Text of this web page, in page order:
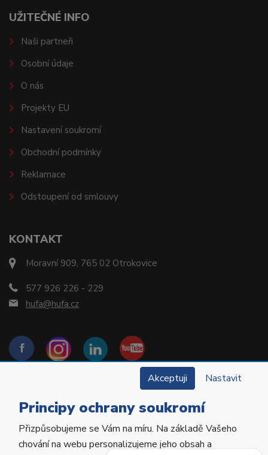
KONTAKT
Moravní 909, 765 02 Otrokovice
577 926 226 - 229
hufa@hufa.cz
UŽITEČNÉ INFO
Naši partneři
Osobní údaje
O nás
Projekty EU
Nastavení soukromí
Obchodní podmínky
Reklamace
Odstoupení od smlouvy
Copyright © 2022 Hu-Fa Dental a.s. Všechna práva
vyhrazena.
Akceptuji Nastavit
Principy ochrany soukromí
Přizpůsobujeme se Vám na míru. Na základě Vašeho
chování na webu personalizujeme jeho obsah a